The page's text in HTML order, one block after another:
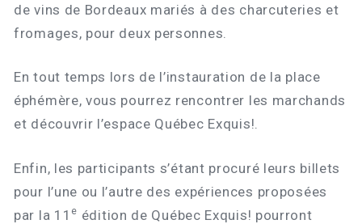
de vins de Bordeaux mariés à des charcuteries et
fromages, pour deux personnes.
En tout temps lors de l’instauration de la place
éphémère, vous pourrez rencontrer les marchands
et découvrir l’espace Québec Exquis!.
Enfin, les participants s’étant procuré leurs billets
pour l’une ou l’autre des expériences proposées
par la 11 e édition de Québec Exquis! pourront